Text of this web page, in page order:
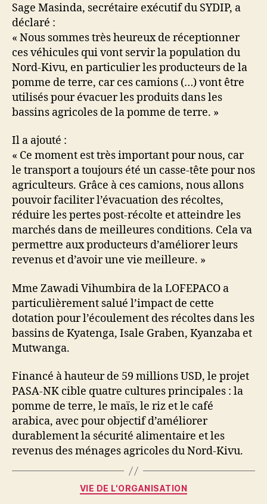
Sage Masinda, secrétaire exécutif du SYDIP, a
déclaré :
« Nous sommes très heureux de réceptionner
ces véhicules qui vont servir la population du
Nord-Kivu, en particulier les producteurs de la
pomme de terre, car ces camions (…) vont être
utilisés pour évacuer les produits dans les
bassins agricoles de la pomme de terre. »
Il a ajouté :
« Ce moment est très important pour nous, car
le transport a toujours été un casse-tête pour nos
agriculteurs. Grâce à ces camions, nous allons
pouvoir faciliter l’évacuation des récoltes,
réduire les pertes post-récolte et atteindre les
marchés dans de meilleures conditions. Cela va
permettre aux producteurs d’améliorer leurs
revenus et d’avoir une vie meilleure. »
Mme Zawadi Vihumbira de la LOFEPACO a
particulièrement salué l’impact de cette
dotation pour l’écoulement des récoltes dans les
bassins de Kyatenga, Isale Graben, Kyanzaba et
Mutwanga.
Financé à hauteur de 59 millions USD, le projet
PASA-NK cible quatre cultures principales : la
pomme de terre, le maïs, le riz et le café
arabica, avec pour objectif d’améliorer
durablement la sécurité alimentaire et les
revenus des ménages agricoles du Nord-Kivu.
VIE DE L'ORGANISATION